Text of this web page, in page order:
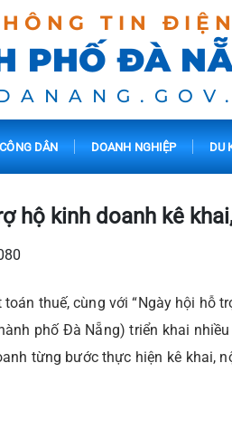
TIN
PHỐ ĐÀ
CÔNG DÂN DOANH NGHIỆP DU
hộ kinh doanh kê
thuế, cùng với “Ngày hội hỗ
phố Đà Nẵng) triển khai
từng bước thực hiện kê khai,